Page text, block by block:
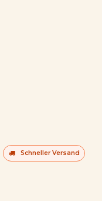
Schneller Versand